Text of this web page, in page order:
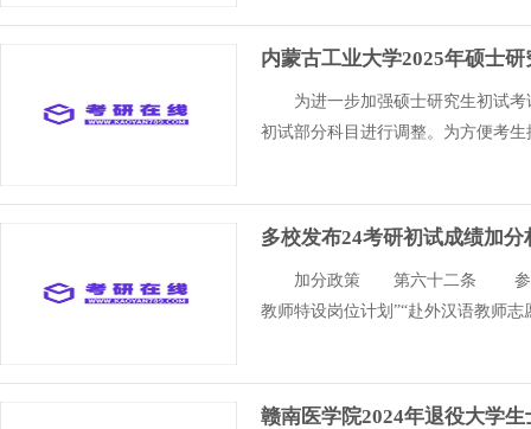
内蒙古工业大学2025年硕士
为进一步加强硕士研究生初试考
初试部分科目进行调整。为方便考
多校发布24考研初试成绩加
加分政策 第六十二条 参加“大
教师特设岗位计划”“赴外汉语教师
赣南医学院2024年退役大学